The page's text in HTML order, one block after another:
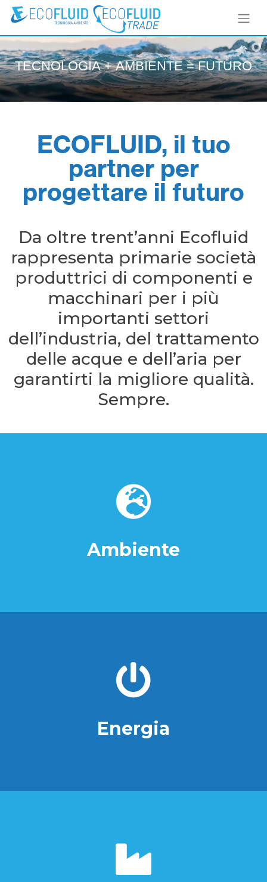
TECNOLOGIA + AMBIENTE = FUTURO
ECOFLUID, il tuo
partner per
progettare il futuro
Da oltre trent’anni Ecofluid
rappresenta primarie società
produttrici di componenti e
macchinari per i più
importanti settori
dell’industria, del trattamento
delle acque e dell’aria per
garantirti la migliore qualità.
Sempre.
Ambiente
Energia